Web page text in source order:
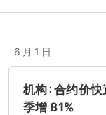
36GB 两种规格，基
6 月 1 日
机构：合约价
季增 81%